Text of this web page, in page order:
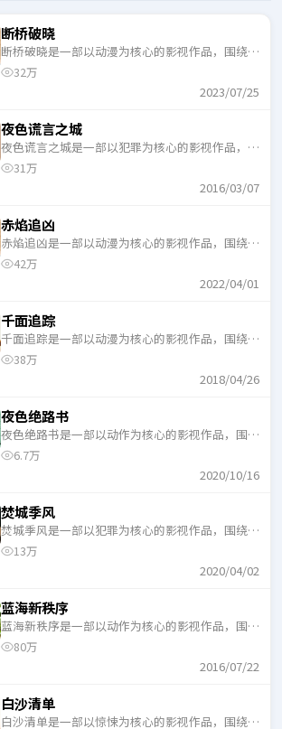
断桥破晓
断桥破晓是一部以动漫为核心的影视作品，围绕危
机、反转与人物成长展开，整体节奏紧凑，适合一
32万
2023/07/25
夜色谎言之城
夜色谎言之城是一部以犯罪为核心的影视作品，围
绕危机、反转与人物成长展开，整体节奏紧凑，适
31万
2016/03/07
赤焰追凶
赤焰追凶是一部以动漫为核心的影视作品，围绕危
机、反转与人物成长展开，整体节奏紧凑，适合一
42万
2022/04/01
千面追踪
千面追踪是一部以动漫为核心的影视作品，围绕危
机、反转与人物成长展开，整体节奏紧凑，适合一
38万
2018/04/26
夜色绝路书
夜色绝路书是一部以动作为核心的影视作品，围绕
危机、反转与人物成长展开，整体节奏紧凑，适合
6.7万
2020/10/16
焚城季风
焚城季风是一部以犯罪为核心的影视作品，围绕危
机、反转与人物成长展开，整体节奏紧凑，适合一
13万
2020/04/02
蓝海新秩序
蓝海新秩序是一部以动作为核心的影视作品，围绕
危机、反转与人物成长展开，整体节奏紧凑，适合
80万
2016/07/22
白沙清单
白沙清单是一部以惊悚为核心的影视作品，围绕危